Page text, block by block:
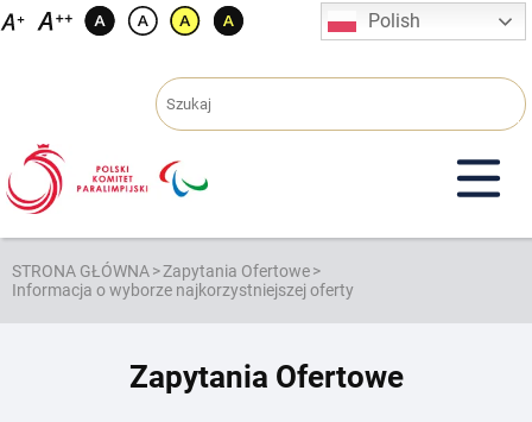
Przejdź
Polish
STRONA GŁÓWNA>Zapytania Ofertowe>
Informacja o wyborze najkorzystniejszej oferty
Zapytania Ofertowe